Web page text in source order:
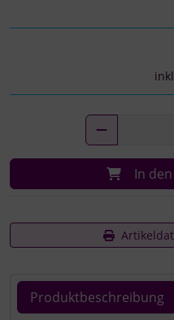
In
Produktbeschreibung